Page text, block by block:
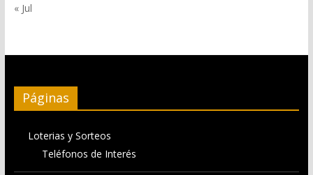
« Jul
Páginas
Loterias y Sorteos
Teléfonos de Interés